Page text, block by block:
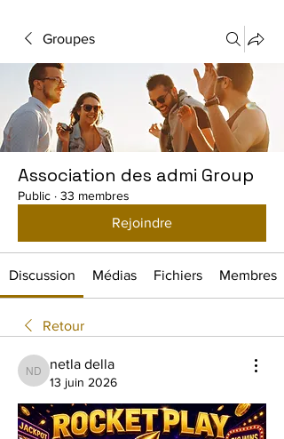
Groupes
Association des admi Group
Public · 33 membres
Rejoindre
Discussion Médias Fichiers Membres
Retour
netla della
netla della
13 juin 2026